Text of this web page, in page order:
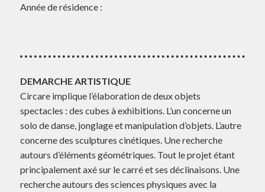
Année de résidence :
DEMARCHE ARTISTIQUE
Circare implique l’élaboration de deux objets
spectacles : des cubes à exhibitions. L’un concerne un
solo de danse, jonglage et manipulation d’objets. L’autre
concerne des sculptures cinétiques. Une recherche
autours d’éléments géométriques. Tout le projet étant
principalement axé sur le carré et ses déclinaisons. Une
recherche autours des sciences physiques avec la